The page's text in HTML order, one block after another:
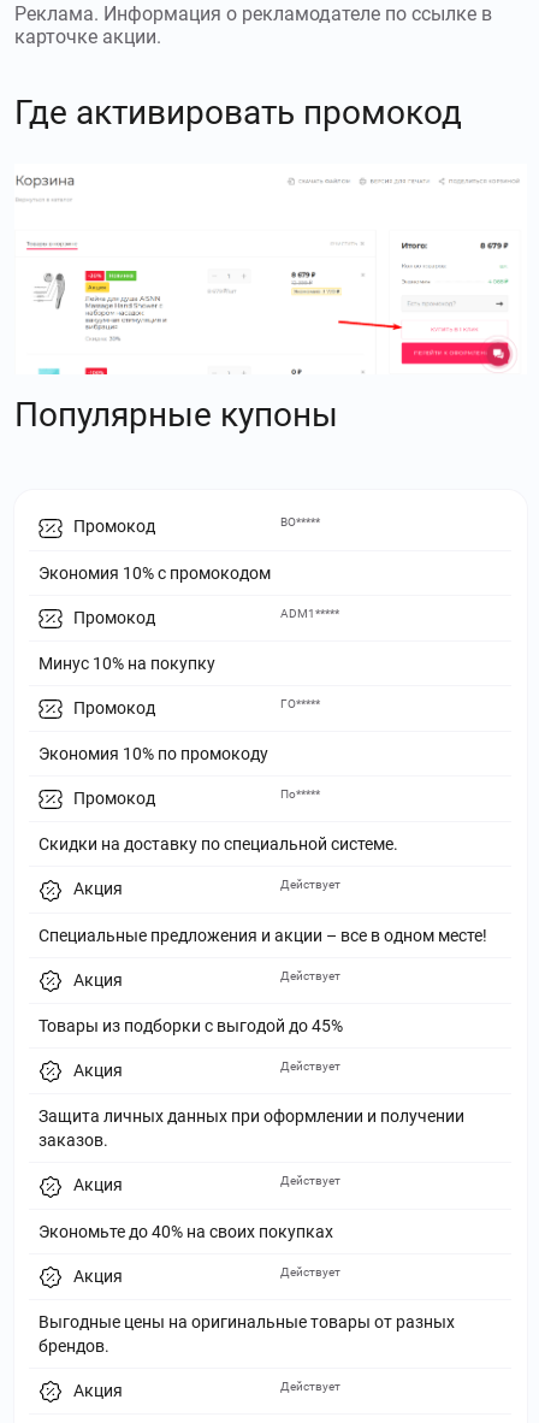
Реклама. Информация о рекламодателе по ссылке в
карточке акции.
Где активировать промокод
Популярные купоны
Промокод
Экономия 10% с промокодом
ВО*****
Промокод
Минус 10% на покупку
ADM1*****
Промокод
Экономия 10% по промокоду
ГО*****
Промокод
Скидки на доставку по специальной системе.
По*****
Акция
Специальные предложения и акции – все в одном месте!
Действует
Акция
Товары из подборки с выгодой до 45%
Действует
Акция
Защита личных данных при оформлении и получении
заказов.
Действует
Акция
Экономьте до 40% на своих покупках
Действует
Акция
Выгодные цены на оригинальные товары от разных
брендов.
Действует
Акция Действует